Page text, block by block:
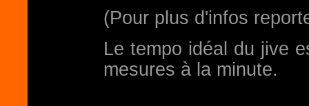
(Pour plus d'infos
Le tempo idéal du jive
mesures à la minute.